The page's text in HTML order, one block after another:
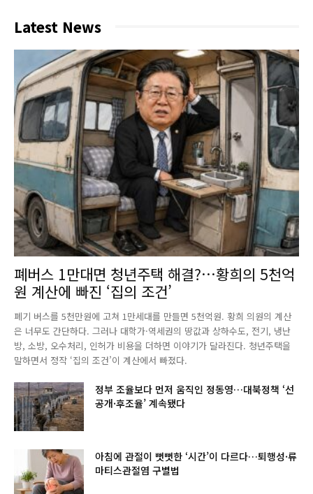
Latest News
폐버스 1만대면 청년주택 해결?…황희의 5천억
원 계산에 빠진 ‘집의 조건’
폐기 버스를 5천만원에 고쳐 1만세대를 만들면 5천억원. 황희 의원의 계산
은 너무도 간단하다. 그러나 대학가·역세권의 땅값과 상하수도, 전기, 냉난
방, 소방, 오수처리, 인허가 비용을 더하면 이야기가 달라진다. 청년주택을
말하면서 정작 ‘집의 조건’이 계산에서 빠졌다.
정부 조율보다 먼저 움직인 정동영…대북정책 ‘선
공개·후조율’ 계속됐다
아침에 관절이 뻣뻣한 ‘시간’이 다르다…퇴행성·류
마티스관절염 구별법